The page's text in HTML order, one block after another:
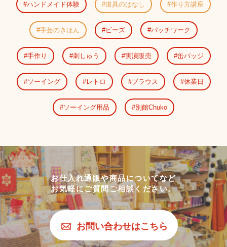
ハンドメイド体験 道具のはなし 作り方講座
手芸のきほん ビーズ パッチワーク
手作り 刺しゅう 実演販売 缶バッジ
ソーイング レトロ ブラウス 休業日
ソーイング用品 別館Chuko
お仕入れ通販や商品についてなど
お気軽にご質問ご相談ください。
お問い合わせはこちら